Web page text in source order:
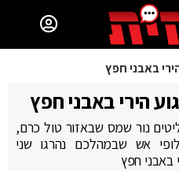
באבני חפץ
הירי באבני חפץ
נור שמס שבאזור טול כרם,
אש שבמהלכם נהרגו שני
באבני חפץ